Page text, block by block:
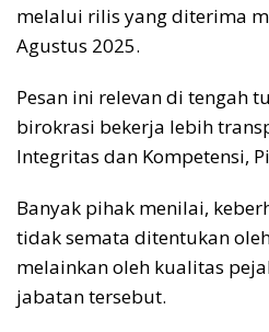
melalui rilis yang diterima
Agustus 2025.
Pesan ini relevan di tengah
birokrasi bekerja lebih
Integritas dan Kompetensi,
Banyak pihak menilai,
tidak semata ditentukan
melainkan oleh kualitas
jabatan tersebut.